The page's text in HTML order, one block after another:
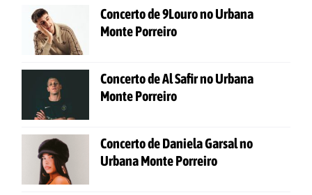
Concerto de 9Louro no Urbana
Monte Porreiro
Concerto de Al Safir no Urbana
Monte Porreiro
Concerto de Daniela Garsal no
Urbana Monte Porreiro